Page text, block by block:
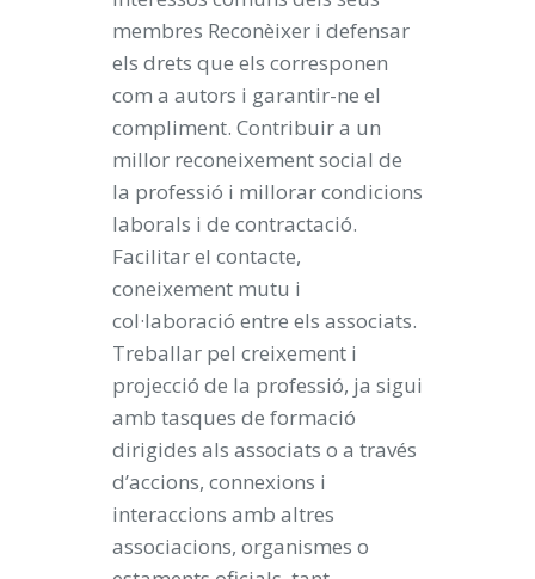
membres Reconèixer i defensar
els drets que els corresponen
com a autors i garantir-ne el
compliment. Contribuir a un
millor reconeixement social de
la professió i millorar condicions
laborals i de contractació.
Facilitar el contacte,
coneixement mutu i
col·laboració entre els associats.
Treballar pel creixement i
projecció de la professió, ja sigui
amb tasques de formació
dirigides als associats o a través
d’accions, connexions i
interaccions amb altres
associacions, organismes o